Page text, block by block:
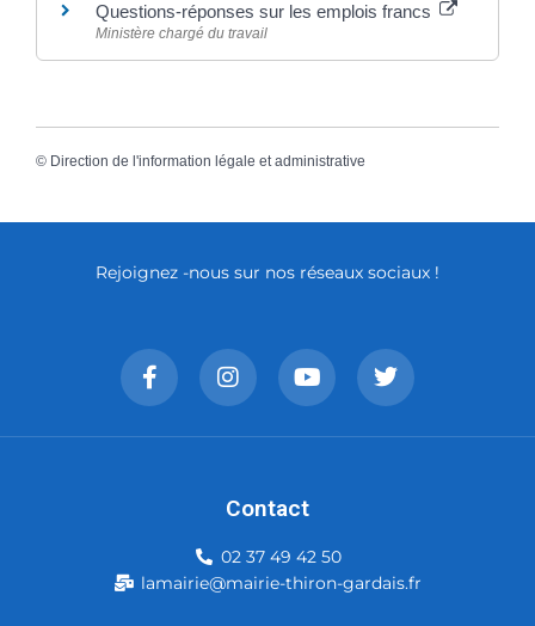
Questions-réponses sur les emplois francs
Ministère chargé du travail
© Direction de l'information légale et administrative
Rejoignez -nous sur nos réseaux sociaux !
Contact
02 37 49 42 50
lamairie@mairie-thiron-gardais.fr